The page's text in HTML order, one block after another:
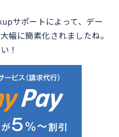
サポートによって、デー
幅に簡素化されましたね。
！